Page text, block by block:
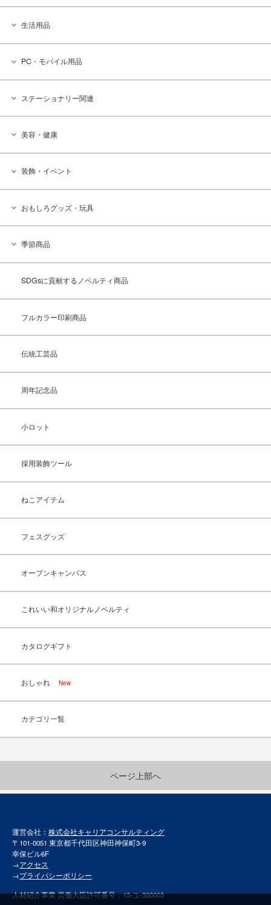
生活用品
PC・モバイル用品
ステーショナリー関連
美容・健康
装飾・イベント
おもしろグッズ・玩具
季節商品
SDGsに貢献するノベルティ商品
フルカラー印刷商品
伝統工芸品
周年記念品
小ロット
採用装飾ツール
ねこアイテム
フェスグッズ
オープンキャンパス
これいい和オリジナルノベルティ
カタログギフト
おしゃれ New
カテゴリ一覧
ページ上部へ
運営会社：株式会社キャリアコンサルティング
〒101-0051 東京都千代田区神田神保町3-9
幸保ビル6F
→アクセス
→プライバシーポリシー
人材紹介事業 労働大臣許可番号：13-ユ-300003